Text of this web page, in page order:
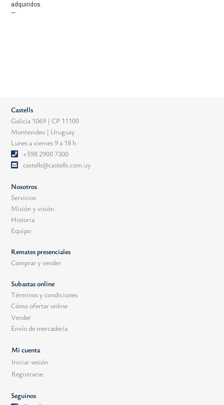
adquiridos.
—
Castells
Galicia 1069 | CP 11100
Montevideo | Uruguay
Lunes a viernes 9 a 18 h
+598 2900 7300
castells@castells.com.uy
Nosotros
Servicios
Misión y visión
Historia
Equipo
Remates presenciales
Comprar y vender
Subastas online
Términos y condiciones
Cómo ofertar online
Vender
Envío de mercadería
Mi cuenta
Iniciar sesión
Registrarse
Seguinos